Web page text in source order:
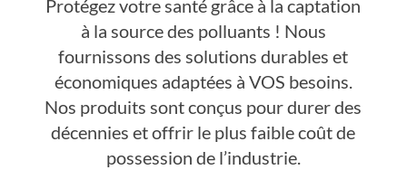
Protégez votre santé grâce à la captation
à la source des polluants ! Nous
fournissons des solutions durables et
économiques adaptées à VOS besoins.
Nos produits sont conçus pour durer des
décennies et offrir le plus faible coût de
possession de l’industrie.